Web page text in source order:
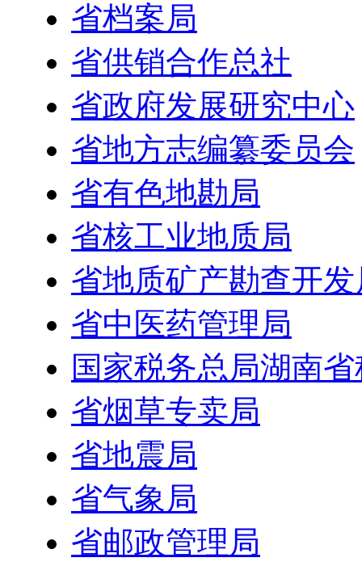
省档案局
省供销合作总社
省政府发展研究中心
省地方志编纂委员会
省有色地勘局
省核工业地质局
省地质矿产勘查开发
省中医药管理局
国家税务总局湖南
省烟草专卖局
省地震局
省气象局
省邮政管理局